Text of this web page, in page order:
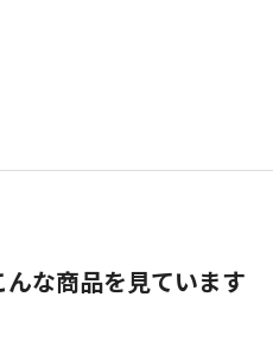
な商品を見ています